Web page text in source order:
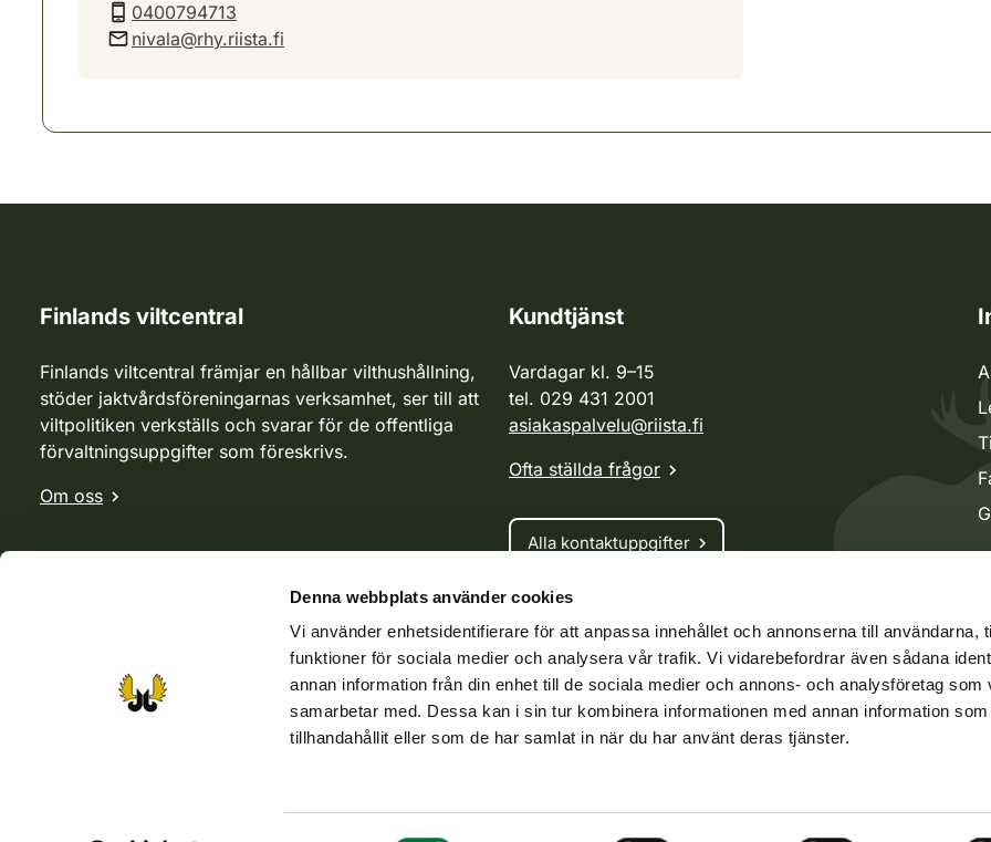
Denna webbplats använder cookies
Vi använder enhetsidentifierare för att anpassa innehållet och annonserna till användarna,
funktioner för sociala medier och analysera vår trafik. Vi vidarebefordrar även sådana
annan information från din enhet till de sociala medier och annons- och analysföretag som
samarbetar med. Dessa kan i sin tur kombinera informationen med annan information
tillhandahållit eller som de har samlat in när du har använt deras tjänster.
0400794713
nivala@rhy.riista.fi
Finlands viltcentral
Finlands viltcentral främjar en hållbar vilthushållning,
stöder jaktvårdsföreningarnas verksamhet, ser till att
viltpolitiken verkställs och svarar för de offentliga
förvaltningsuppgifter som föreskrivs.
Om oss
Kundtjänst
Vardagar kl. 9–15
tel. 029 431 2001
asiakaspalvelu@riista.fi
Ofta ställda frågor
Alla kontaktuppgifter
Jaktkort
Oma riista -tjänsten
Ansökan om licenser och dispenser